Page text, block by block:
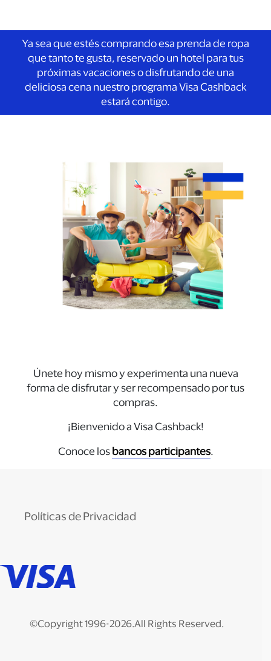
Ya sea que estés comprando esa prenda de ropa
que tanto te gusta, reservado un hotel para tus
próximas vacaciones o disfrutando de una
deliciosa cena nuestro programa Visa Cashback
estará contigo.
Únete hoy mismo y experimenta una nueva
forma de disfrutar y ser recompensado por tus
compras.
¡Bienvenido a Visa Cashback!
Conoce los bancos participantes.
Políticas de Privacidad
©Copyright 1996-2026.All Rights Reserved.